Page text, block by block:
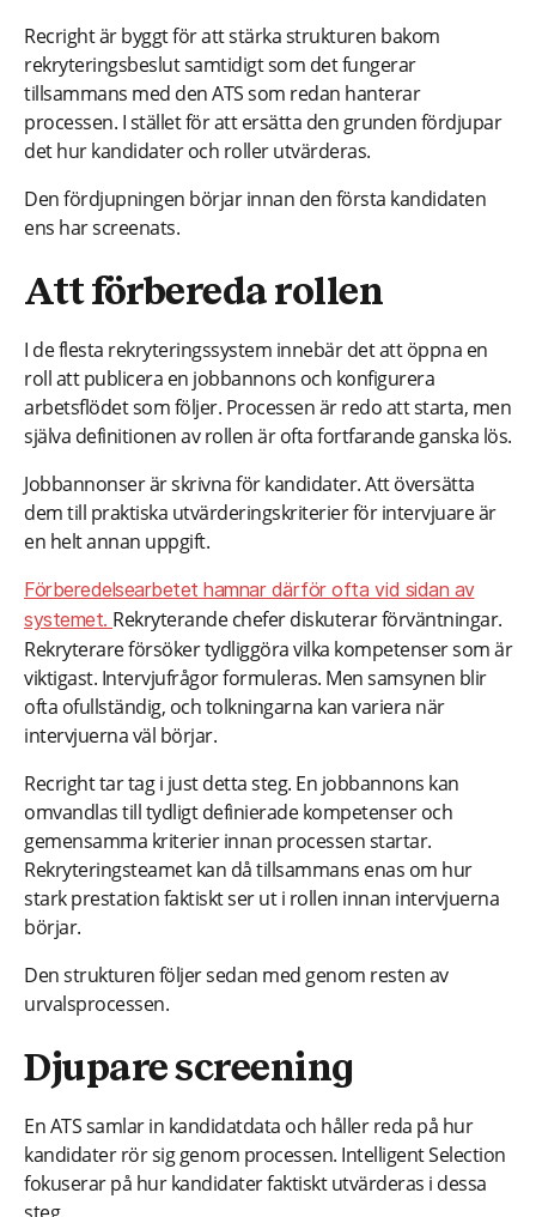
Recright är byggt för att stärka strukturen bakom
rekryteringsbeslut samtidigt som det fungerar
tillsammans med den ATS som redan hanterar
processen. I stället för att ersätta den grunden fördjupar
det hur kandidater och roller utvärderas.
Den fördjupningen börjar innan den första kandidaten
ens har screenats.
Att förbereda rollen
I de flesta rekryteringssystem innebär det att öppna en
roll att publicera en jobbannons och konfigurera
arbetsflödet som följer. Processen är redo att starta, men
själva definitionen av rollen är ofta fortfarande ganska lös.
Jobbannonser är skrivna för kandidater. Att översätta
dem till praktiska utvärderingskriterier för intervjuare är
en helt annan uppgift.
Förberedelsearbetet hamnar därför ofta vid sidan av
systemet. Rekryterande chefer diskuterar förväntningar.
Rekryterare försöker tydliggöra vilka kompetenser som är
viktigast. Intervjufrågor formuleras. Men samsynen blir
ofta ofullständig, och tolkningarna kan variera när
intervjuerna väl börjar.
Recright tar tag i just detta steg. En jobbannons kan
omvandlas till tydligt definierade kompetenser och
gemensamma kriterier innan processen startar.
Rekryteringsteamet kan då tillsammans enas om hur
stark prestation faktiskt ser ut i rollen innan intervjuerna
börjar.
Den strukturen följer sedan med genom resten av
urvalsprocessen.
Djupare screening
En ATS samlar in kandidatdata och håller reda på hur
kandidater rör sig genom processen. Intelligent Selection
fokuserar på hur kandidater faktiskt utvärderas i dessa